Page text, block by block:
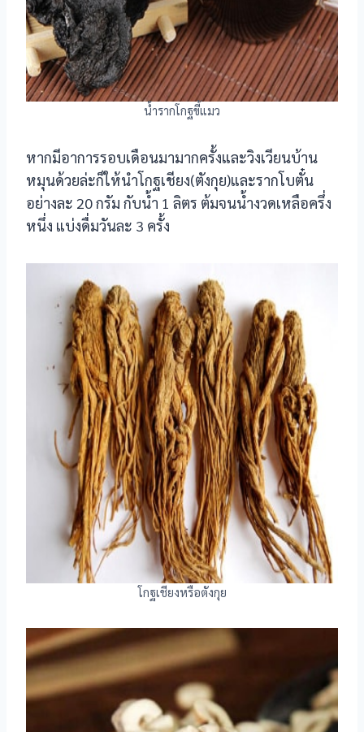
น้ำรากโกฐขี้แมว
หากมีอาการรอบเดือนมามากครั้งและวิงเวียนบ้าน
หมุนด้วยล่ะก็ให้นำโกฐเชียง(ตังกุย)และรากโบตั๋น
อย่างละ 20 กรัม กับน้ำ 1 ลิตร ต้มจนน้ำงวดเหลือครึ่ง
หนึ่ง แบ่งดื่มวันละ 3 ครั้ง
โกฐเชียงหรือตังกุย